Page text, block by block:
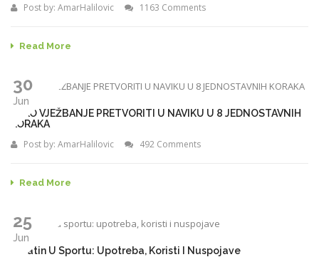
Post by: AmarHalilovic 1163 Comments
Read More
30
Jun
KAKO VJEŽBANJE PRETVORITI U NAVIKU U 8 JEDNOSTAVNIH
KORAKA
Post by: AmarHalilovic 492 Comments
Read More
25
Jun
Kreatin U Sportu: Upotreba, Koristi I Nuspojave